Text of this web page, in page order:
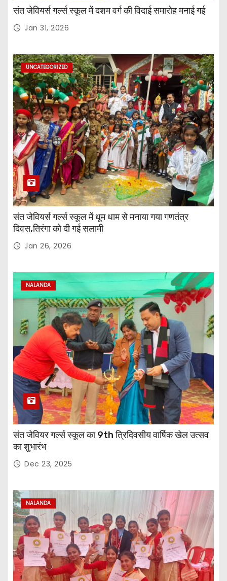
संत जेवियर्स गर्ल्स स्कूल में दशम वर्ग की विदाई समारोह मनाई गई
Jan 31, 2026
UNCATEGORIZED
संत जेवियर्स गर्ल्स स्कूल में धूम धाम से मनाया गया गणतंत्र
दिवस,तिरंगा को दी गई सलामी
Jan 26, 2026
NALANDA
संत जेवियर गर्ल्स स्कूल का 9th त्रिदिवसीय वार्षिक खेल उत्सव
का शुभारंभ
Dec 23, 2025
NALANDA